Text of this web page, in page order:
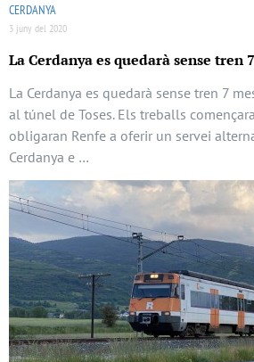
CERDANYA
3 juny del 2020
La Cerdanya es quedarà sense tren
La Cerdanya es quedarà sense tren 7
al túnel de Toses. Els treballs
obligaran Renfe a oferir un servei
Cerdanya e …